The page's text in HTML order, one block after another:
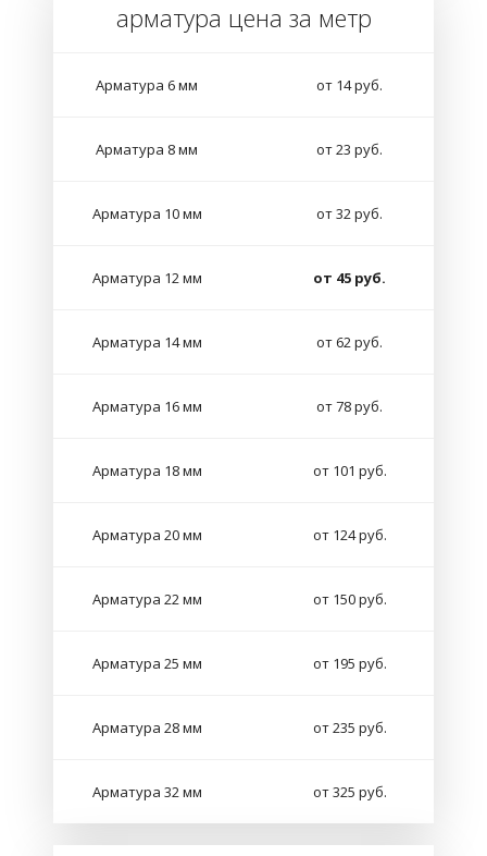
арматура цена за метр
Арматура 6 мм от 14 руб.
Арматура 8 мм от 23 руб.
Арматура 10 мм от 32 руб.
Арматура 12 мм от 45 руб.
Арматура 14 мм от 62 руб.
Арматура 16 мм от 78 руб.
Арматура 18 мм от 101 руб.
Арматура 20 мм от 124 руб.
Арматура 22 мм от 150 руб.
Арматура 25 мм от 195 руб.
Арматура 28 мм от 235 руб.
Арматура 32 мм от 325 руб.